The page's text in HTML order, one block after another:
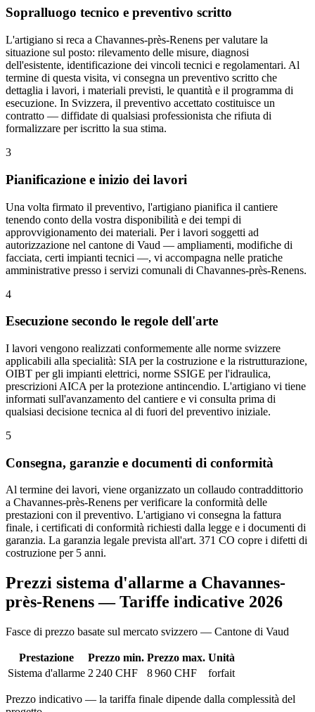
Sopralluogo tecnico e preventivo scritto
L'artigiano si reca a Chavannes-près-Renens per valutare la
situazione sul posto: rilevamento delle misure, diagnosi
dell'esistente, identificazione dei vincoli tecnici e regolamentari. Al
termine di questa visita, vi consegna un preventivo scritto che
dettaglia i lavori, i materiali previsti, le quantità e il programma di
esecuzione. In Svizzera, il preventivo accettato costituisce un
contratto — diffidate di qualsiasi professionista che rifiuta di
formalizzare per iscritto la sua stima.
3
Pianificazione e inizio dei lavori
Una volta firmato il preventivo, l'artigiano pianifica il cantiere
tenendo conto della vostra disponibilità e dei tempi di
approvvigionamento dei materiali. Per i lavori soggetti ad
autorizzazione nel cantone di Vaud — ampliamenti, modifiche di
facciata, certi impianti tecnici —, vi accompagna nelle pratiche
amministrative presso i servizi comunali di Chavannes-près-Renens.
4
Esecuzione secondo le regole dell'arte
I lavori vengono realizzati conformemente alle norme svizzere
applicabili alla specialità: SIA per la costruzione e la ristrutturazione,
OIBT per gli impianti elettrici, norme SSIGE per l'idraulica,
prescrizioni AICA per la protezione antincendio. L'artigiano vi tiene
informati sull'avanzamento del cantiere e vi consulta prima di
qualsiasi decisione tecnica al di fuori del preventivo iniziale.
5
Consegna, garanzie e documenti di conformità
Al termine dei lavori, viene organizzato un collaudo contraddittorio
a Chavannes-près-Renens per verificare la conformità delle
prestazioni con il preventivo. L'artigiano vi consegna la fattura
finale, i certificati di conformità richiesti dalla legge e i documenti di
garanzia. La garanzia legale prevista all'art. 371 CO copre i difetti di
costruzione per 5 anni.
Prezzi sistema d'allarme a Chavannes-
près-Renens — Tariffe indicative 2026
Fasce di prezzo basate sul mercato svizzero — Cantone di Vaud
Prestazione Prezzo min. Prezzo max. Unità
Sistema d'allarme 2 240 CHF 8 960 CHF forfait
Prezzo indicativo — la tariffa finale dipende dalla complessità del